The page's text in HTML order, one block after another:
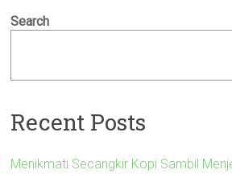
Search
Recent Posts
Menikmati Secangkir Kopi Sambil